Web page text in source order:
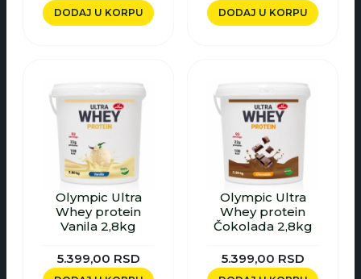
DODAJ U KORPU DODAJ U KORPU
Olympic Ultra
Whey protein
Vanila 2,8kg
5.399,00 RSD
Olympic Ultra
Whey protein
Čokolada 2,8kg
5.399,00 RSD